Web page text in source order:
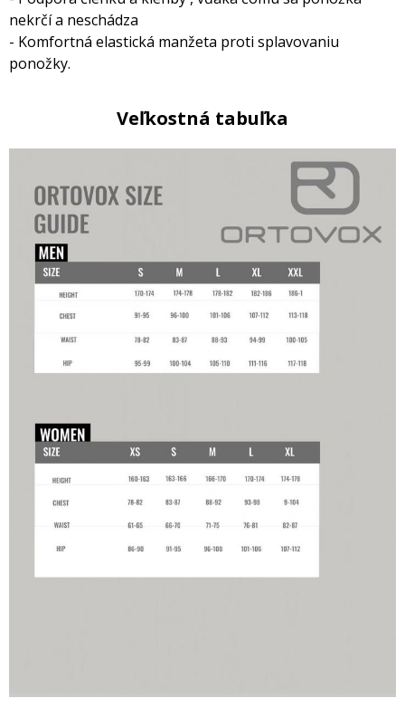
nekrčí a neschádza
- Komfortná elastická manžeta proti splavovaniu
ponožky.
Veľkostná tabuľka